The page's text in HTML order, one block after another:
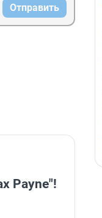
Отправить
Payne"!